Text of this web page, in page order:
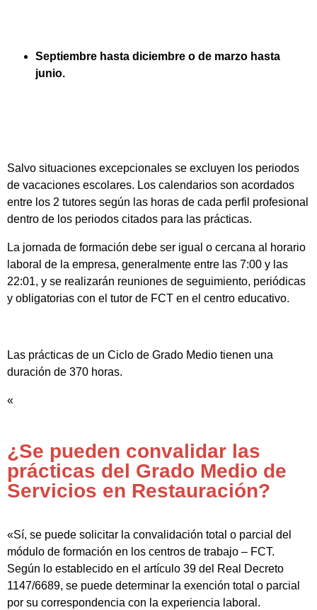
Septiembre hasta diciembre o de marzo hasta
junio.
Salvo situaciones excepcionales se excluyen los periodos
de vacaciones escolares. Los calendarios son acordados
entre los 2 tutores según las horas de cada perfil profesional
dentro de los periodos citados para las prácticas.
La jornada de formación debe ser igual o cercana al horario
laboral de la empresa, generalmente entre las 7:00 y las
22:01, y se realizarán reuniones de seguimiento, periódicas
y obligatorias con el tutor de FCT en el centro educativo.
Las prácticas de un Ciclo de Grado Medio tienen una
duración de 370 horas.
«
¿Se pueden convalidar las
prácticas del Grado Medio de
Servicios en Restauración?
«Sí, se puede solicitar la convalidación total o parcial del
módulo de formación en los centros de trabajo – FCT.
Según lo establecido en el artículo 39 del Real Decreto
1147/6689, se puede determinar la exención total o parcial
por su correspondencia con la experiencia laboral.